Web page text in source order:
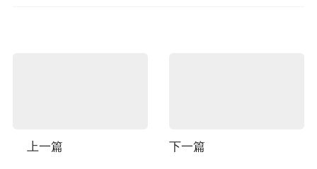
上一篇 下一篇